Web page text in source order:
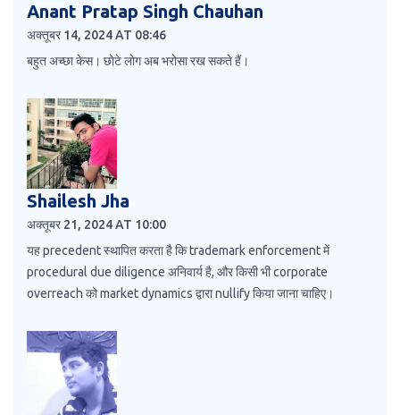
Anant Pratap Singh Chauhan
अक्तूबर 14, 2024 AT 08:46
बहुत अच्छा केस। छोटे लोग अब भरोसा रख सकते हैं।
Shailesh Jha
अक्तूबर 21, 2024 AT 10:00
यह precedent स्थापित करता है कि trademark enforcement में
procedural due diligence अनिवार्य है, और किसी भी corporate
overreach को market dynamics द्वारा nullify किया जाना चाहिए।